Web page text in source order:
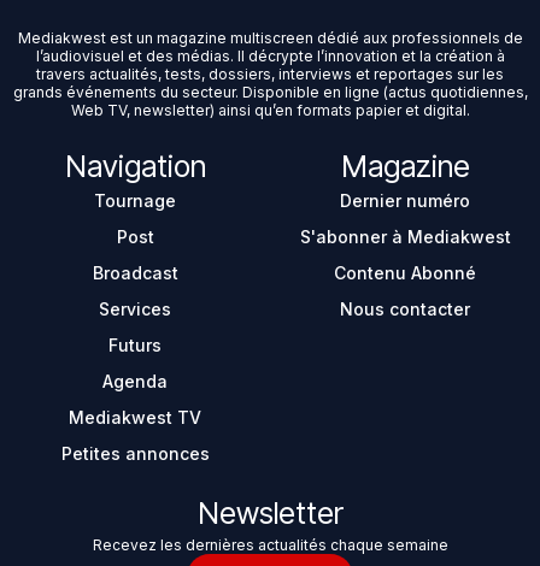
Mediakwest est un magazine multiscreen dédié aux professionnels de
l’audiovisuel et des médias. Il décrypte l’innovation et la création à
travers actualités, tests, dossiers, interviews et reportages sur les
grands événements du secteur. Disponible en ligne (actus quotidiennes,
Web TV, newsletter) ainsi qu’en formats papier et digital.
Navigation
Tournage
Post
Broadcast
Services
Futurs
Agenda
Mediakwest TV
Petites annonces
Magazine
Dernier numéro
S'abonner à Mediakwest
Contenu Abonné
Nous contacter
Newsletter
Recevez les dernières actualités chaque semaine